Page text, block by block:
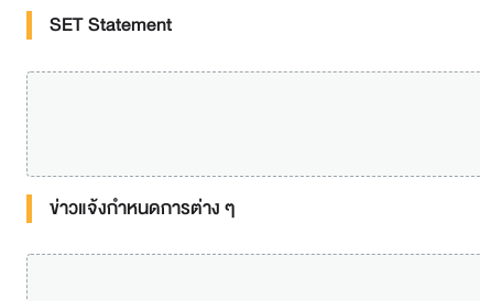
SET Statement
ข่าวแจ้งกำหนดการต่าง ๆ